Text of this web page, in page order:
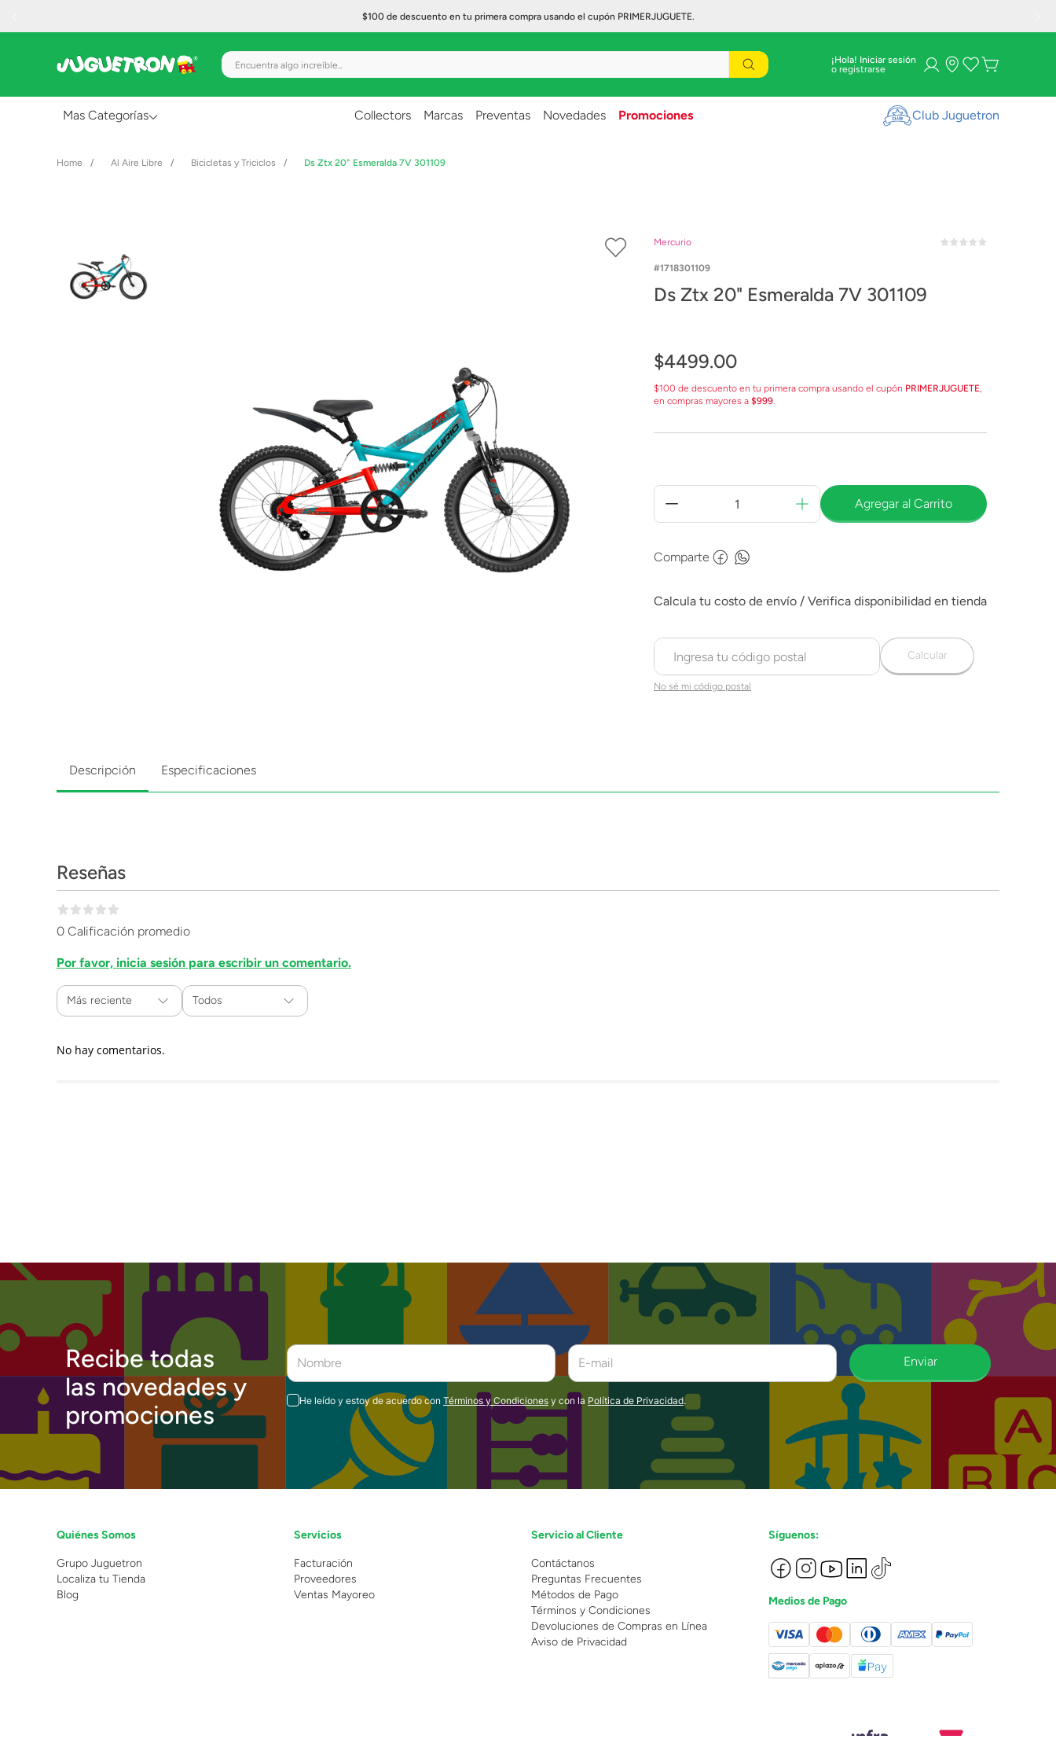
$100 de descuento en tu primera compra usando el cupón PRIMERJUGUETE.
Encuentra algo increíble... ¡Hola! Iniciar sesión
Mas Categorías
Figuras de Acción
Gadgets y Electrónicos
Collectors Marcas Preventas Novedades Promociones Club Juguetron
Al Aire Libre Bicicletas y Triciclos Ds Ztx 20" Esmeralda 7V 301109
Mercurio
1718301109
Ds Ztx 20" Esmeralda 7V 301109
$4499.00
$100 de descuento en tu primera compra usando el cupón PRIMERJUGUETE,
en compras mayores a $999.
Agregar al Carrito
Comparte
No sé mi código postal
Calcular
Descripción Especificaciones
Reseñas
0 Calificación promedio
Por favor, inicia sesión para escribir un comentario.
Más reciente Todos
No hay comentarios.
Recibe todas
las novedades y
promociones
Enviar
He leído y estoy de acuerdo con Términos y Condiciones y con la Política de Privacidad.
Quiénes Somos
Grupo Juguetron
Localiza tu Tienda
Blog
Servicios
Facturación
Proveedores
Ventas Mayoreo
Servicio al Cliente
Contáctanos
Preguntas Frecuentes
Métodos de Pago
Términos y Condiciones
Devoluciones de Compras en Línea
Aviso de Privacidad
Síguenos:
Medios de Pago